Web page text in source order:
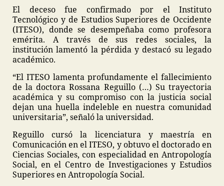
El deceso fue confirmado por el Instituto
Tecnológico y de Estudios Superiores de Occidente
(ITESO), donde se desempeñaba como profesora
emérita. A través de sus redes sociales, la
institución lamentó la pérdida y destacó su legado
académico.
“El ITESO lamenta profundamente el fallecimiento
de la doctora Rossana Reguillo (…) Su trayectoria
académica y su compromiso con la justicia social
dejan una huella indeleble en nuestra comunidad
universitaria”, señaló la universidad.
Reguillo cursó la licenciatura y maestría en
Comunicación en el ITESO, y obtuvo el doctorado en
Ciencias Sociales, con especialidad en Antropología
Social, en el Centro de Investigaciones y Estudios
Superiores en Antropología Social.